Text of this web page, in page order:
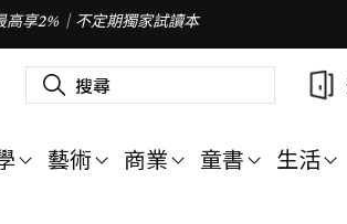
高享2%｜不定期獨家試讀本
搜
尋
字 藝術 商業 童書 生活